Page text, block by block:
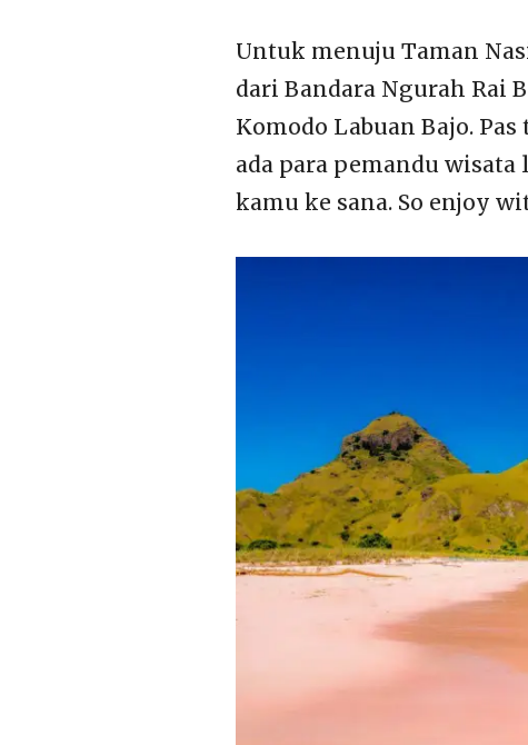
Untuk menuju Taman
dari Bandara Ngurah Rai
Komodo Labuan Bajo.
ada para pemandu
kamu ke sana. So enjoy